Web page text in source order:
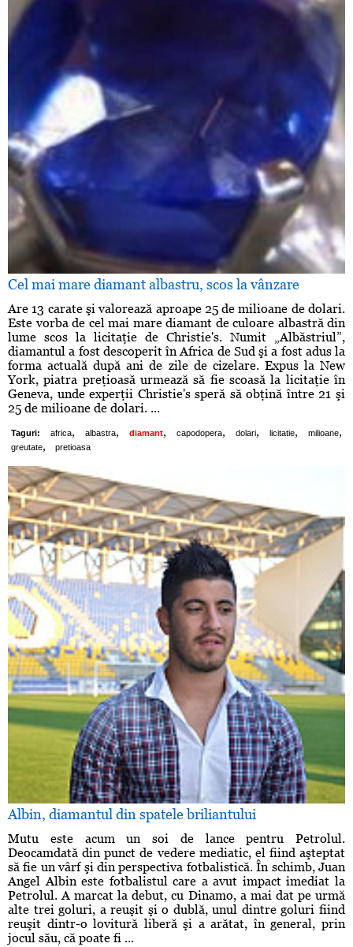
Cel mai mare diamant albastru, scos la vânzare
Are 13 carate şi valorează aproape 25 de milioane de dolari.
Este vorba de cel mai mare diamant de culoare albastră din
lume scos la licitaţie de Christie's. Numit „Albăstriul”,
diamantul a fost descoperit în Africa de Sud şi a fost adus la
forma actuală după ani de zile de cizelare. Expus la New
York, piatra preţioasă urmează să fie scoasă la licitaţie în
Geneva, unde experţii Christie's speră să obţină între 21 şi
25 de milioane de dolari. ...
Taguri: africa, albastra, diamant, capodopera, dolari, licitatie, milioane,
greutate, pretioasa
Albin, diamantul din spatele briliantului
Mutu este acum un soi de lance pentru Petrolul.
Deocamdată din punct de vedere mediatic, el fiind aşteptat
să fie un vârf şi din perspectiva fotbalistică. În schimb, Juan
Angel Albin este fotbalistul care a avut impact imediat la
Petrolul. A marcat la debut, cu Dinamo, a mai dat pe urmă
alte trei goluri, a reuşit şi o dublă, unul dintre goluri fiind
reuşit dintr-o lovitură liberă şi a arătat, în general, prin
jocul său, că poate fi ...